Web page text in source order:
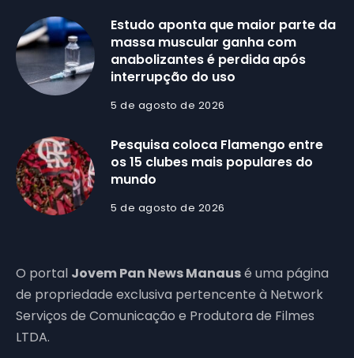
Estudo aponta que maior parte da
massa muscular ganha com
anabolizantes é perdida após
interrupção do uso
5 de agosto de 2026
Pesquisa coloca Flamengo entre
os 15 clubes mais populares do
mundo
5 de agosto de 2026
O portal Jovem Pan News Manausé uma página
de propriedade exclusiva pertencente à Network
Serviços de Comunicação e Produtora de Filmes
LTDA.